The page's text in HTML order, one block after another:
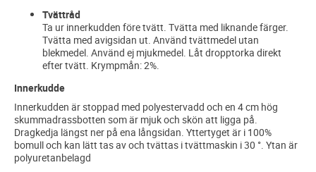
Tvättråd
Ta ur innerkudden före tvätt. Tvätta med liknande färger.
Tvätta med avigsidan ut. Använd tvättmedel utan
blekmedel. Använd ej mjukmedel. Låt dropptorka direkt
efter tvätt. Krympmån: 2%.
Innerkudde
Innerkudden är stoppad med polyestervadd och en 4 cm hög
skummadrassbotten som är mjuk och skön att ligga på.
Dragkedja längst ner på ena långsidan. Yttertyget är i 100%
bomull och kan lätt tas av och tvättas i tvättmaskin i 30 °. Ytan är
polyuretanbelagd